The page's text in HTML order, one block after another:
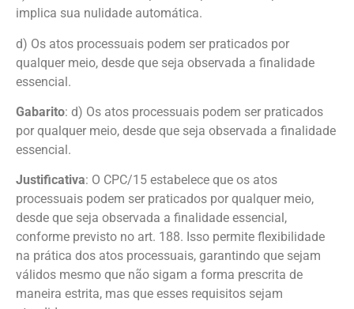
implica sua nulidade automática.
d) Os atos processuais podem ser praticados por
qualquer meio, desde que seja observada a finalidade
essencial.
Gabarito: d) Os atos processuais podem ser praticados
por qualquer meio, desde que seja observada a finalidade
essencial.
Justificativa: O CPC/15 estabelece que os atos
processuais podem ser praticados por qualquer meio,
desde que seja observada a finalidade essencial,
conforme previsto no art. 188. Isso permite flexibilidade
na prática dos atos processuais, garantindo que sejam
válidos mesmo que não sigam a forma prescrita de
maneira estrita, mas que esses requisitos sejam